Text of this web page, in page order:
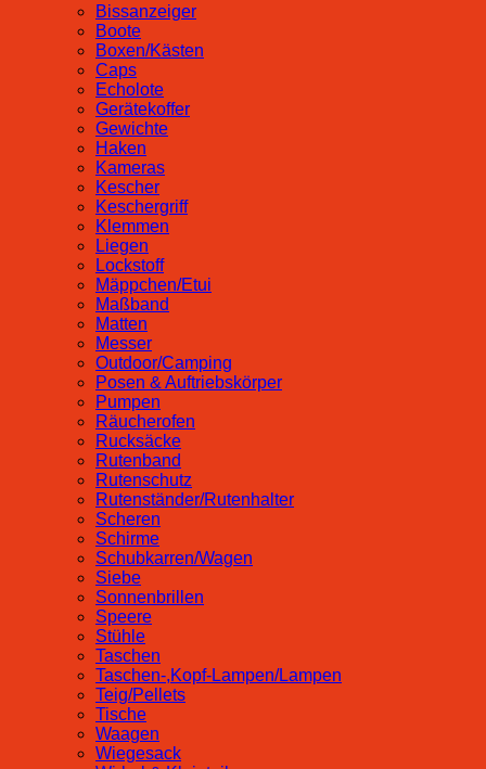
Bissanzeiger
Boote
Boxen/Kästen
Caps
Echolote
Gerätekoffer
Gewichte
Haken
Kameras
Kescher
Keschergriff
Klemmen
Liegen
Lockstoff
Mäppchen/Etui
Maßband
Matten
Messer
Outdoor/Camping
Posen & Auftriebskörper
Pumpen
Räucherofen
Rucksäcke
Rutenband
Rutenschutz
Rutenständer/Rutenhalter
Scheren
Schirme
Schubkarren/Wagen
Siebe
Sonnenbrillen
Speere
Stühle
Taschen
Taschen-,Kopf-Lampen/Lampen
Teig/Pellets
Tische
Waagen
Wiegesack